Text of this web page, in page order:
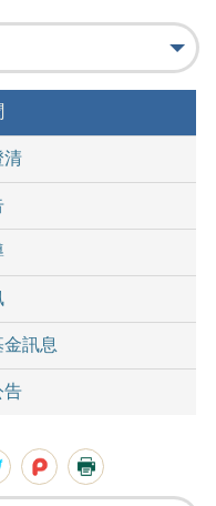
清
訊息
告